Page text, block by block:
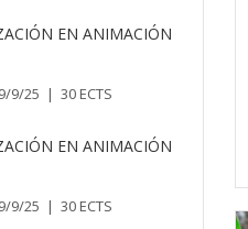
EN ANIMACIÓN
9/25 | 30 ECTS
EN ANIMACIÓN
9/25 | 30 ECTS